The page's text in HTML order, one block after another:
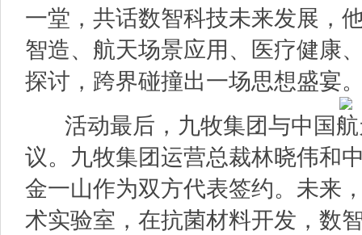
一堂，共话数智科技未来发展，
智造、航天场景应用、医疗健康
探讨，跨界碰撞出一场思想盛宴
活动最后，九牧集团与中国航
议。九牧集团运营总裁林晓伟和
金一山作为双方代表签约。未来
术实验室，在抗菌材料开发，数